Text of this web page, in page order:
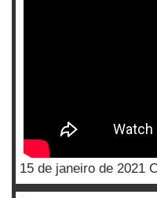
15 de janeiro de 2021